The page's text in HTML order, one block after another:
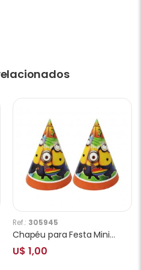
Ref.: 305945
Chapéu para Festa Minions 10 Unidades
U$ 1,00